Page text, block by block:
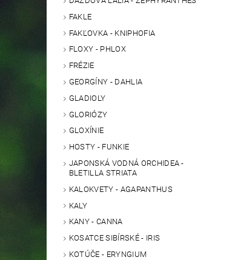
FAKLE
FAKĽOVKA - KNIPHOFIA
FLOXY - PHLOX
FRÉZIE
GEORGÍNY - DAHLIA
GLADIOLY
GLORIÓZY
GLOXÍNIE
HOSTY - FUNKIE
JAPONSKÁ VODNÁ ORCHIDEA -
BLETILLA STRIATA
KALOKVETY - AGAPANTHUS
KALY
KANY - CANNA
KOSATCE SIBÍRSKÉ - IRIS
KOTÚČE - ERYNGIUM